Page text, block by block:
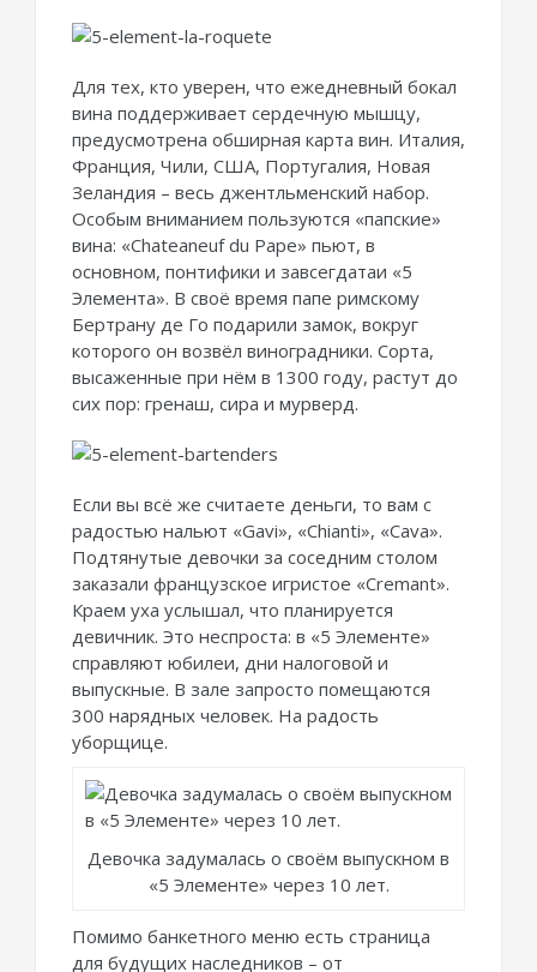
Для тех, кто уверен, что ежедневный бокал
вина поддерживает сердечную мышцу,
предусмотрена обширная карта вин. Италия,
Франция, Чили, США, Португалия, Новая
Зеландия – весь джентльменский набор.
Особым вниманием пользуются «папские»
вина: «Chateaneuf du Pape» пьют, в
основном, понтифики и завсегдатаи «5
Элемента». В своё время папе римскому
Бертрану де Го подарили замок, вокруг
которого он возвёл виноградники. Сорта,
высаженные при нём в 1300 году, растут до
сих пор: гренаш, сира и мурверд.
Если вы всё же считаете деньги, то вам с
радостью нальют «Gavi», «Chianti», «Cava».
Подтянутые девочки за соседним столом
заказали французское игристое «Cremant».
Краем уха услышал, что планируется
девичник. Это неспроста: в «5 Элементе»
справляют юбилеи, дни налоговой и
выпускные. В зале запросто помещаются
300 нарядных человек. На радость
уборщице.
Девочка задумалась о своём выпускном в
«5 Элементе» через 10 лет.
Помимо банкетного меню есть страница
для будущих наследников – от